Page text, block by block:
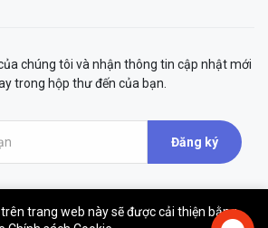
chúng tôi và nhận thông tin cập nhật mới
trong hộp thư đến của bạn.
Đăng ký
trang web này sẽ được cải thiện bằng